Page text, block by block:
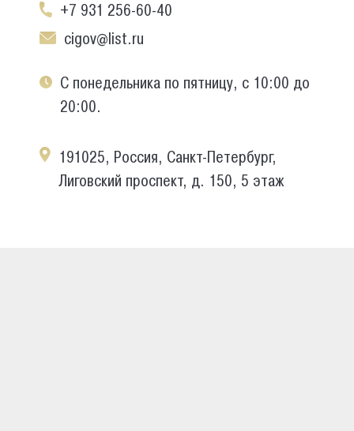
+7 931 256-60-40
cigov@list.ru
С понедельника по пятницу, с 10:00 до
20:00.
191025, Россия, Санкт-Петербург,
Лиговский проспект, д. 150, 5 этаж